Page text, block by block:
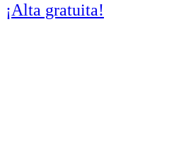
¡Alta gratuita!